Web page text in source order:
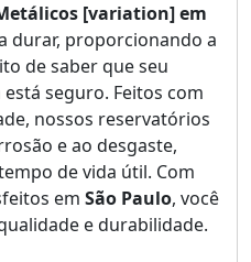
[variation] em
durar, proporcionando a
de saber que seu
seguro. Feitos com
nossos reservatórios
e ao desgaste,
de vida útil. Com
em São Paulo, você
e durabilidade.